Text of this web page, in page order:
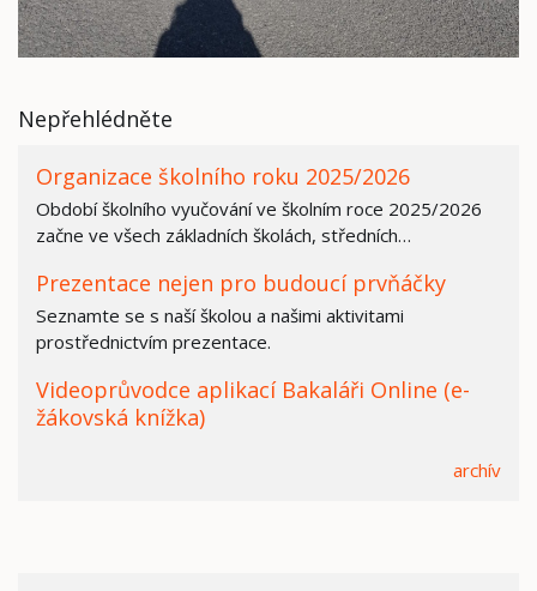
Nepřehlédněte
Organizace školního roku 2025/2026
Období školního vyučování ve školním roce 2025/2026
začne ve všech základních školách, středních…
Prezentace nejen pro budoucí prvňáčky
Seznamte se s naší školou a našimi aktivitami
prostřednictvím prezentace.
Videoprůvodce aplikací Bakaláři Online (e-
žákovská knížka)
archív